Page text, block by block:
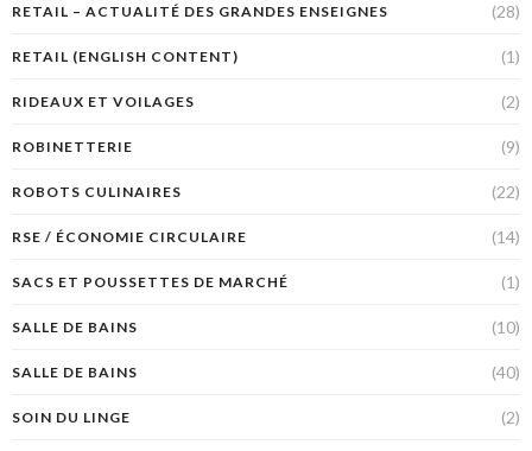
RETAIL – ACTUALITÉ DES GRANDES ENSEIGNES (28)
RETAIL (ENGLISH CONTENT) (1)
RIDEAUX ET VOILAGES (2)
ROBINETTERIE (9)
ROBOTS CULINAIRES (22)
RSE / ÉCONOMIE CIRCULAIRE (14)
SACS ET POUSSETTES DE MARCHÉ (1)
SALLE DE BAINS (10)
SALLE DE BAINS (40)
SOIN DU LINGE (2)